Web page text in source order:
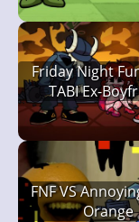
Friday Night
TABI Ex-
FNF VS
Orange